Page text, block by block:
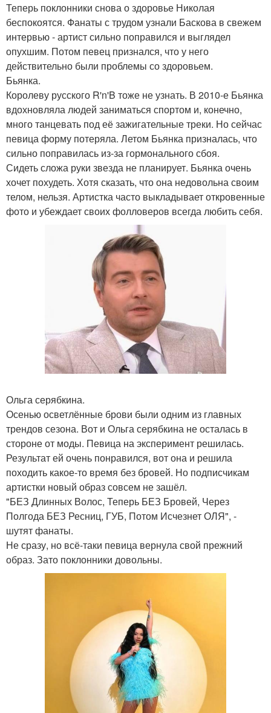
Теперь поклонники снова о здоровье Николая
беспокоятся. Фанаты с трудом узнали Баскова в свежем
интервью - артист сильно поправился и выглядел
опухшим. Потом певец признался, что у него
действительно были проблемы со здоровьем.
Бьянка.
Королеву русского R'n'B тоже не узнать. В 2010-е Бьянка
вдохновляла людей заниматься спортом и, конечно,
много танцевать под её зажигательные треки. Но сейчас
певица форму потеряла. Летом Бьянка призналась, что
сильно поправилась из-за гормонального сбоя.
Сидеть сложа руки звезда не планирует. Бьянка очень
хочет похудеть. Хотя сказать, что она недовольна своим
телом, нельзя. Артистка часто выкладывает откровенные
фото и убеждает своих фолловеров всегда любить себя.
Ольга серябкина.
Осенью осветлённые брови были одним из главных
трендов сезона. Вот и Ольга серябкина не осталась в
стороне от моды. Певица на эксперимент решилась.
Результат ей очень понравился, вот она и решила
походить какое-то время без бровей. Но подписчикам
артистки новый образ совсем не зашёл.
"БЕЗ Длинных Волос, Теперь БЕЗ Бровей, Через
Полгода БЕЗ Ресниц, ГУБ, Потом Исчезнет ОЛЯ", -
шутят фанаты.
Не сразу, но всё-таки певица вернула свой прежний
образ. Зато поклонники довольны.